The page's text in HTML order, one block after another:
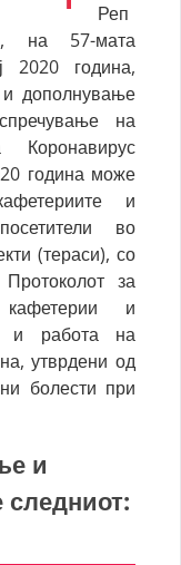
Реп
на 57-мата
2020 година,
дополнување
на
година може
и
во
(тераси), со
за
и
и работа на
утврдени од
болести при
и
следниот: